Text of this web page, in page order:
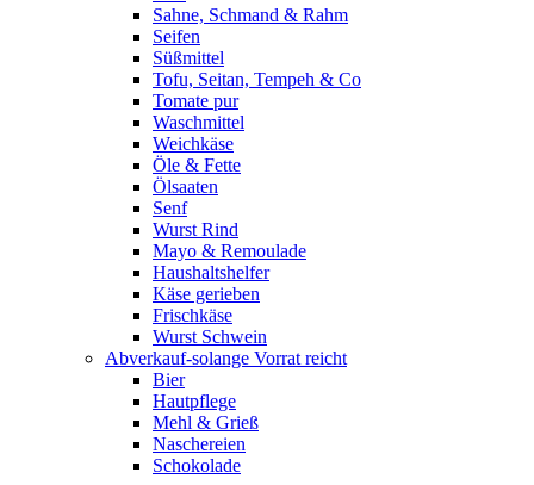
Sahne, Schmand & Rahm
Seifen
Süßmittel
Tofu, Seitan, Tempeh & Co
Tomate pur
Waschmittel
Weichkäse
Öle & Fette
Ölsaaten
Senf
Wurst Rind
Mayo & Remoulade
Haushaltshelfer
Käse gerieben
Frischkäse
Wurst Schwein
Abverkauf-solange Vorrat reicht
Bier
Hautpflege
Mehl & Grieß
Naschereien
Schokolade